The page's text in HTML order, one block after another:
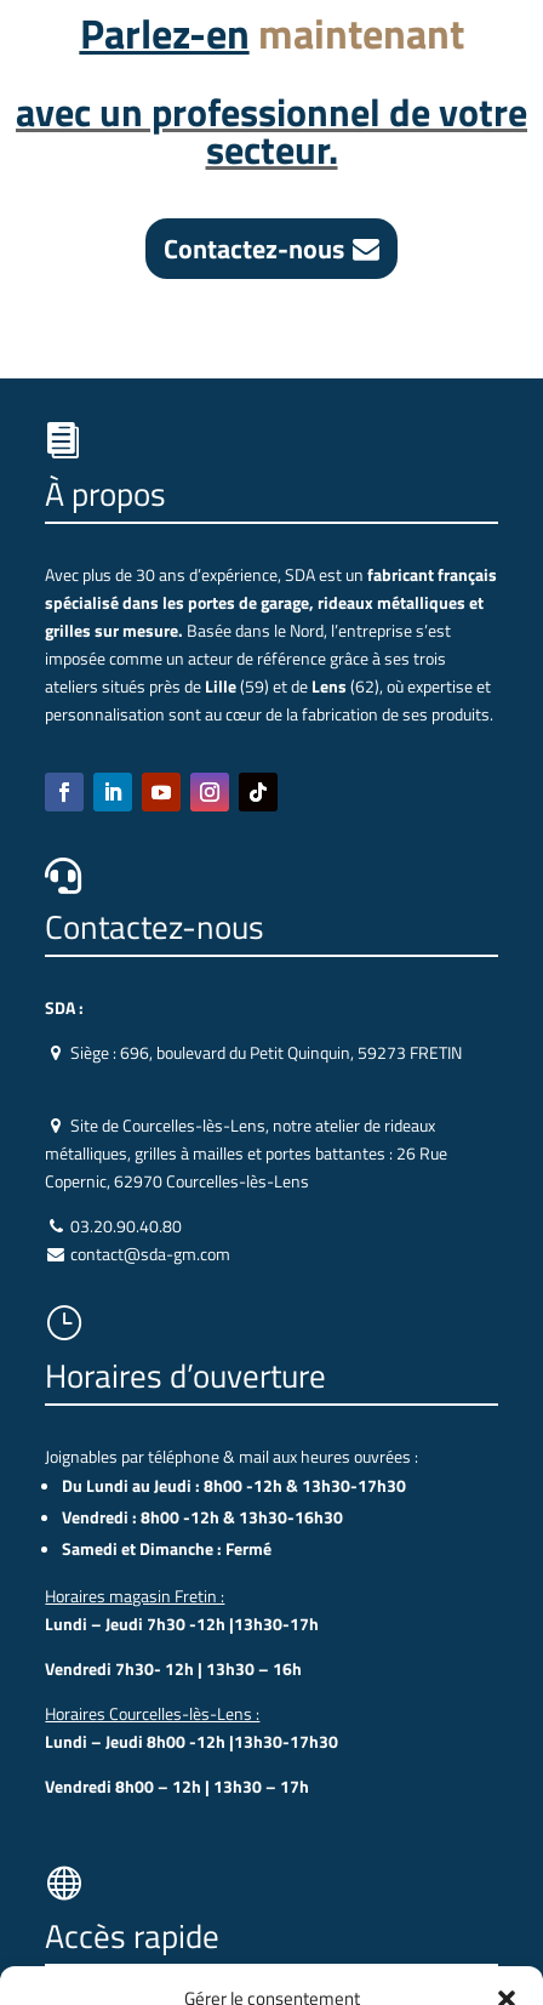
Gérer le consentement
Parlez-en maintenant
avec un professionnel de votre
secteur.
Contactez-nous

À propos
Avec plus de 30 ans d’expérience, SDA est unfabricant français
spécialisé dans les portes de garage, rideaux métalliques et
grilles sur mesure. Basée dans le Nord, l’entreprise s’est
imposée comme un acteur de référence grâce à ses trois
ateliers situés près deLille(59) et deLens(62), où expertise et
personnalisation sont au cœur de la fabrication de ses produits.

Contactez-nous
SDA :
Siège :696, boulevard du Petit Quinquin, 59273 FRETIN
Site de Courcelles-lès-Lens, notre atelier de rideaux
métalliques, grilles à mailles et portes battantes : 26 Rue
Copernic, 62970 Courcelles-lès-Lens
03.20.90.40.80
contact@sda-gm.com
}
Horaires d’ouverture
Joignables par téléphone & mail aux heures ouvrées :
Du Lundi au Jeudi : 8h00 -12h & 13h30-17h30
Vendredi : 8h00 -12h & 13h30-16h30
Samedi et Dimanche : Fermé
Horaires magasin Fretin :
Lundi – Jeudi 7h30 -12h |13h30-17h
Vendredi 7h30- 12h | 13h30 – 16h
Horaires Courcelles-lès-Lens :
Lundi – Jeudi 8h00 -12h |13h30-17h30
Vendredi 8h00 – 12h | 13h30 – 17h

Accès rapide